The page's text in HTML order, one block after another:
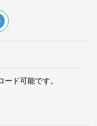
ド可能です。